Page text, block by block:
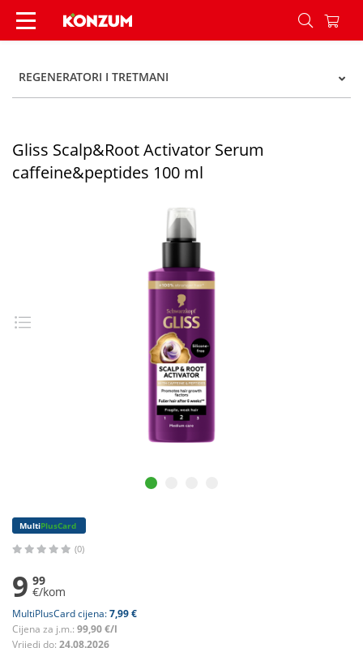
Gliss Scalp&Root Activator Serum
REGENERATORI I TRETMANI
Gliss Scalp&Root Activator Serum
caffeine&peptides 100 ml
MultiPlusCard
(0)
9 99
€/kom
MultiPlusCard cijena:7,99 €
Cijena za j.m.: 99,90 €/l
Vrijedi do: 24.08.2026